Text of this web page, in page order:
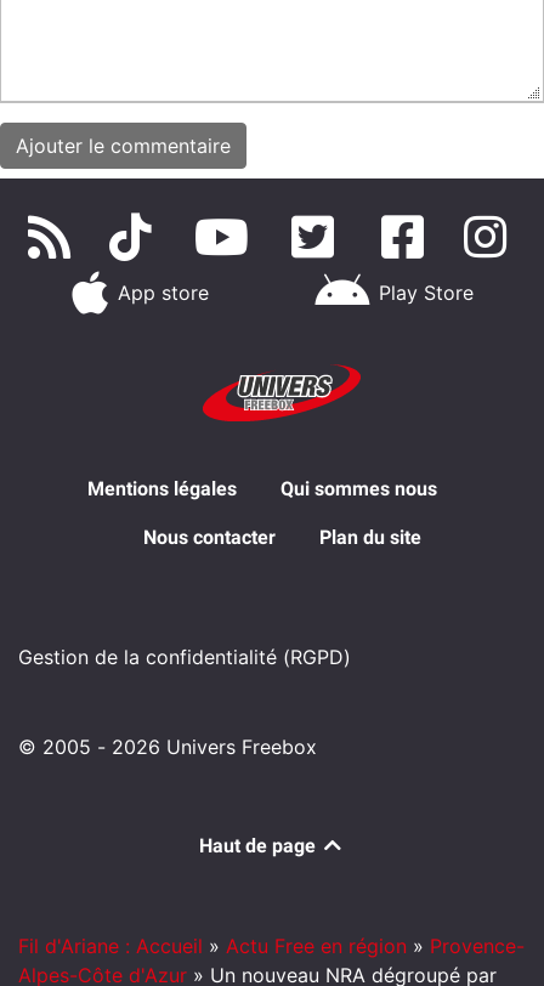
App store Play Store
Mentions légales Qui sommes nous
Nous contacter Plan du site
Gestion de la confidentialité (RGPD)
© 2005 - 2026 Univers Freebox
Haut de page
Fil d'Ariane : Accueil » Actu Free en région » Provence-
Alpes-Côte d'Azur » Un nouveau NRA dégroupé par